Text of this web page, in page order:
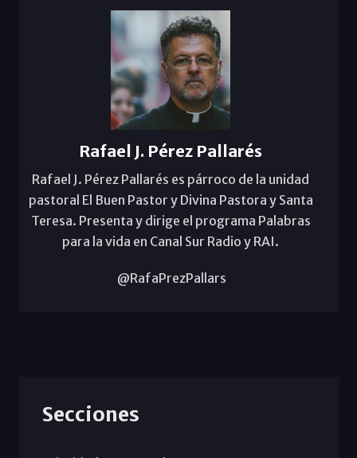
Rafael J. Pérez Pallarés
Rafael J. Pérez Pallarés es párroco de la unidad
pastoral El Buen Pastor y Divina Pastora y Santa
Teresa. Presenta y dirige el programa Palabras
para la vida en Canal Sur Radio y RAI.
@RafaPrezPallars
Secciones